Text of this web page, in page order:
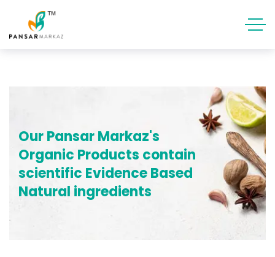
Our Pansar Markaz's
Organic Products contain
scientific Evidence Based
Natural ingredients